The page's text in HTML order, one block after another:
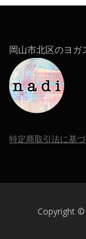
岡山市北区のヨガ
特定商取引法に基
Copyright